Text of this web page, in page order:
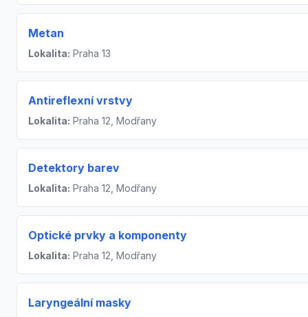
Metan
Lokalita: Praha 13
Antireflexní vrstvy
Lokalita: Praha 12, Modřany
Detektory barev
Lokalita: Praha 12, Modřany
Optické prvky a komponenty
Lokalita: Praha 12, Modřany
Laryngeální masky